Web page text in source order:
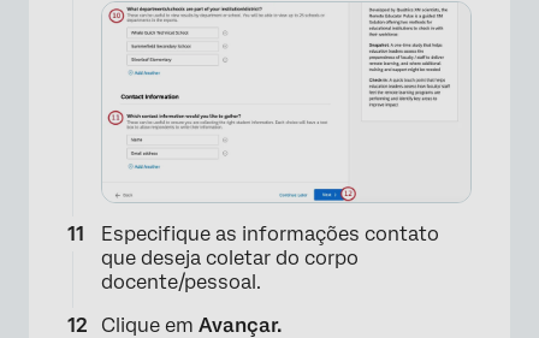
Especifique as informações contato
que deseja coletar do corpo
docente/pessoal.
Clique em Avançar.